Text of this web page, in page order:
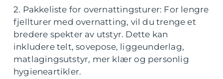
2. Pakkeliste for overnattingsturer: For lengre
fjellturer med overnatting, vil du trenge et
bredere spekter av utstyr. Dette kan
inkludere telt, sovepose, liggeunderlag,
matlagingsutstyr, mer klær og personlig
hygieneartikler.